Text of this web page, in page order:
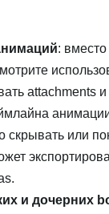
:
attachments
или
и дочерних